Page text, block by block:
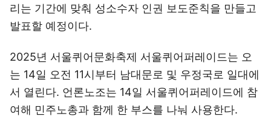
리는 기간에 맞춰 성소수자 인권 보도준칙을 만들고
발표할 예정이다.
2025년 서울퀴어문화축제 서울퀴어퍼레이드는 오
는 14일 오전 11시부터 남대문로 및 우정국로 일대에
서 열린다. 언론노조는 14일 서울퀴어퍼레이드에 참
여해 민주노총과 함께 한 부스를 나눠 사용한다.